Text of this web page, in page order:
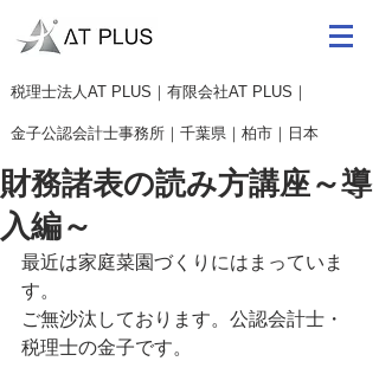
​税理士法人AT PLUS｜有限会社AT PLUS｜
金子公認会計士事務所｜ 千葉県｜柏市｜日本
財務諸表の読み方講座～導
入編～
最近は家庭菜園づくりにはまっていま
す。
ご無沙汰しております。公認会計士・
税理士の金子です。